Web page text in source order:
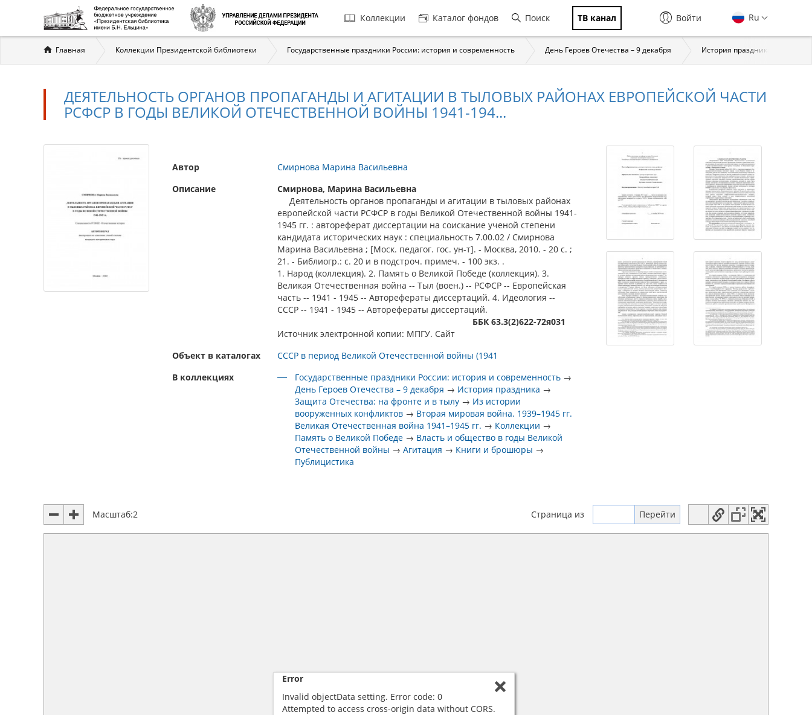
Главная
навигация
Коллекции Каталог фондов Поиск ТВ канал Ru
Войти
Вы
здесь
Главная Коллекции Президентской библиотеки Государственные праздники России: история и современность День Героев Отечества – 9 декабря История праздника
ДЕЯТЕЛЬНОСТЬ ОРГАНОВ ПРОПАГАНДЫ И АГИТАЦИИ В ТЫЛОВЫХ РАЙОНАХ ЕВРОПЕЙСКОЙ ЧАСТИ
РСФСР В ГОДЫ ВЕЛИКОЙ ОТЕЧЕСТВЕННОЙ ВОЙНЫ 1941-194...
Автор
Смирнова Марина Васильевна
Описание
Смирнова, Марина Васильевна
Деятельность органов пропаганды и агитации в тыловых районах
европейской части РСФСР в годы Великой Отечественной войны 1941-
1945 гг. : автореферат диссертации на соискание ученой степени
кандидата исторических наук : специальность 7.00.02 / Смирнова
Марина Васильевна ; [Моск. педагог. гос. ун-т]. - Москва, 2010. - 20 с. ;
21. - Библиогр.: с. 20 и в подстроч. примеч. - 100 экз. .
1. Народ (коллекция). 2. Память о Великой Победе (коллекция). 3.
Великая Отечественная война -- Тыл (воен.) -- РСФСР -- Европейская
часть -- 1941 - 1945 -- Авторефераты диссертаций. 4. Идеология --
СССР -- 1941 - 1945 -- Авторефераты диссертаций.
ББК 63.3(2)622-72я031
Источник электронной копии: МПГУ. Сайт
Объект в каталогах
СССР в период Великой Отечественной войны (1941
В коллекциях
Государственные праздники России: история и современность →
День Героев Отечества – 9 декабря → История праздника →
Защита Отечества: на фронте и в тылу → Из истории
вооруженных конфликтов → Вторая мировая война. 1939–1945 гг.
Великая Отечественная война 1941–1945 гг. → Коллекции →
Память о Великой Победе → Власть и общество в годы Великой
Отечественной войны →Агитация → Книги и брошюры →
Публицистика
Масштаб:2 Страница из
Error
Invalid objectData setting. Error code: 0
Attempted to access cross-origin data without CORS.